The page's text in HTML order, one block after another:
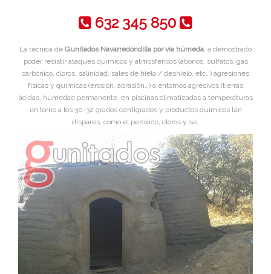
632 345 850
La técnica de Gunitados Navarredondilla por vía húmeda, a demostrado
poder resistir ataques químicos y atmosféricos (abonos, sulfatos, gas
carbónico, cloros, salinidad, sales de hielo / deshielo, etc…) agresiones
físicas y químicas (erosión, abrasión…) o entornos agresivos (tierras
ácidas, humedad permanente, en piscinas climatizadas a temperaturas
en torno a los 30-32 grados centigrados y productos químicos tan
dispares, como el peroxido, cloros y sal.